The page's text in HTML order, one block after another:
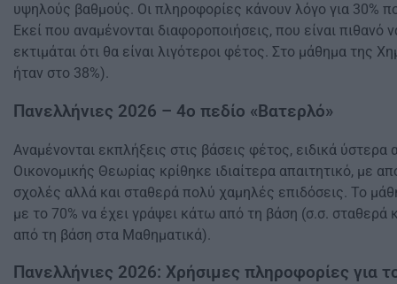
υψηλούς βαθμούς. Οι πληροφορίες κάνουν λόγο για 30%
Εκεί που αναμένονται διαφοροποιήσεις, που είναι
εκτιμάται ότι θα είναι λιγότεροι φέτος. Στο μάθημα της
ήταν στο 38%).
Πανελλήνιες 2026 – 4ο πεδίο «Βατερλό»
Αναμένονται εκπλήξεις στις βάσεις φέτος, ειδικά
Οικονομικής Θεωρίας κρίθηκε ιδιαίτερα απαιτητικό, με
σχολές αλλά και σταθερά πολύ χαμηλές επιδόσεις. Το
με το 70% να έχει γράψει κάτω από τη βάση (σ.σ. σταθερά
από τη βάση στα Μαθηματικά).
Πανελλήνιες 2026: Χρήσιμες πληροφορίες για